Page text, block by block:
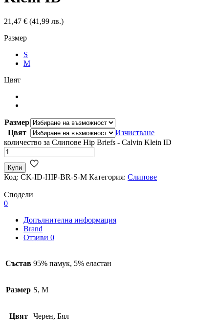
21,47 € (41,99 лв.)
Размер
S
M
Цвят
Размер
Цвят
Изчистване
количество за Слипове Hip Briefs - Calvin Klein ID
Купи
Код: CK-ID-HIP-BR-S-M Категория: Слипове
Сподели
0
Допълнителна информация
Brand
Отзиви 0
Състав 95% памук, 5% еластан
Размер S, M
Цвят Черен, Бял